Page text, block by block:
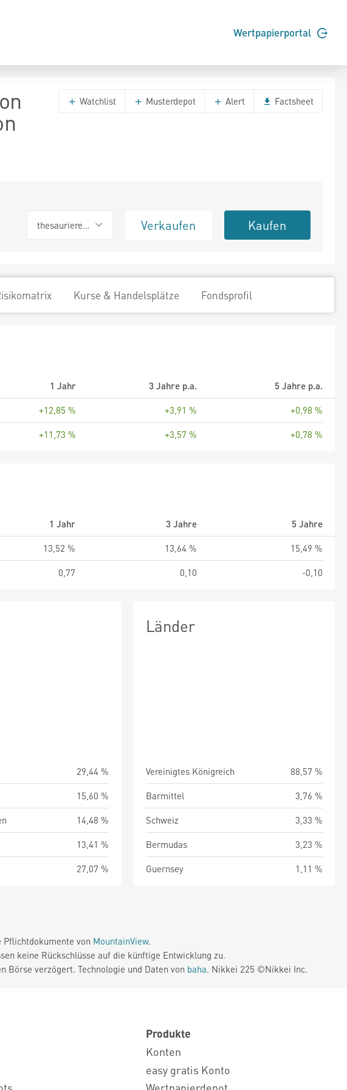
Wertpapierportal
Watchlist Musterdepot Alert Factsheet
thesaurierend Verkaufen Kaufen
Kurse & Handelsplätze Fondsprofil
1 Jahr 3 Jahre p.a.
5 Jahre p.a.
+12,85 % +3,91 %
+0,98 %
+11,73 % +3,57 % +0,78 %
1 Jahr 3 Jahre
5 Jahre
13,52 % 13,64 %
15,49 %
0,77 0,10 -0,10
29,44 %
15,60 %
14,48 %
13,41 %
27,07 %
Länder
Vereinigtes Königreich
88,57 %
Barmittel
3,76 %
Schweiz
3,33 %
Bermudas
3,23 %
Guernsey
1,11 %
Pflichtdokumente von MountainView.
keine Rückschlüsse auf die künftige Entwicklung zu.
verzögert. Technologie und Daten von baha. Nikkei 225 ©Nikkei Inc.
Produkte
Konten
easy gratis Konto